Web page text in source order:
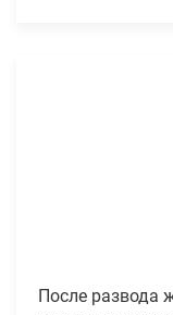
После развода